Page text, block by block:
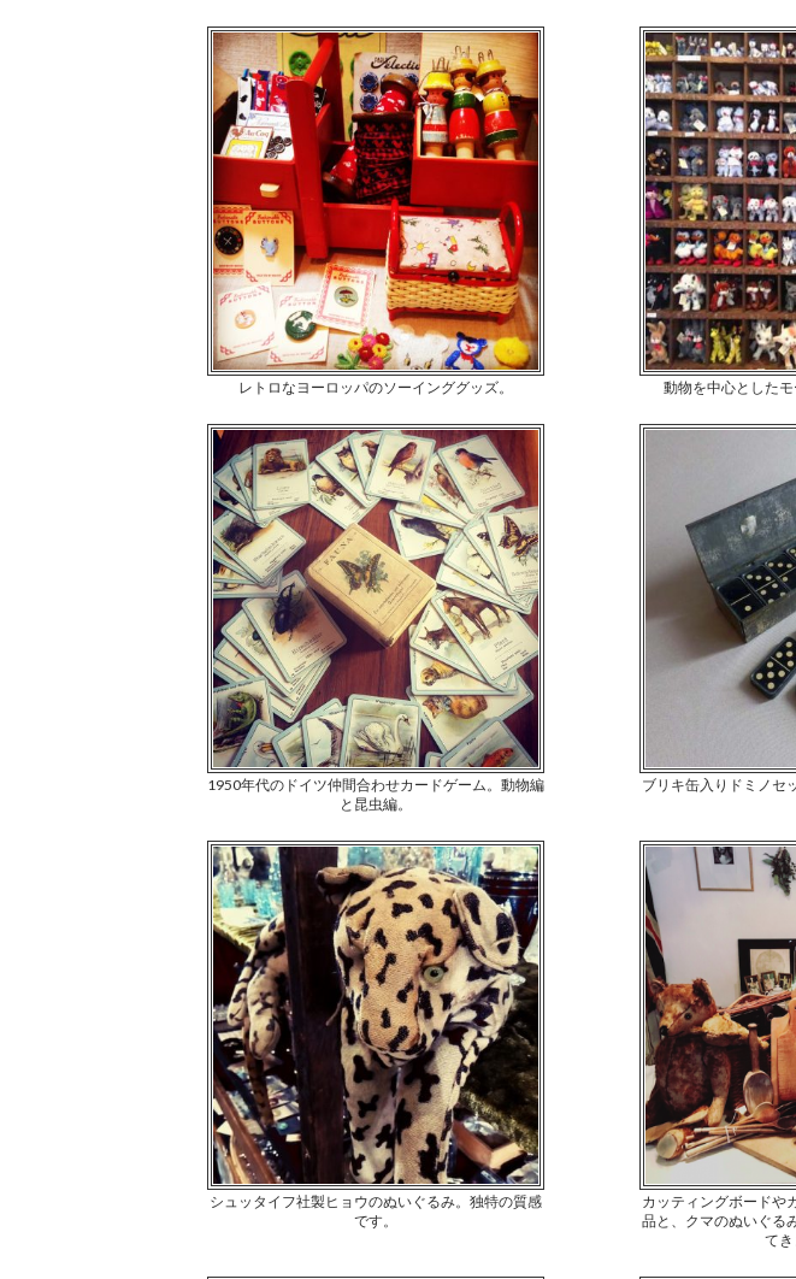
レトロなヨーロッパのソーインググッズ。 動物を中心としたモ
1950年代のドイツ仲間合わせカードゲーム。動物編
と昆虫編。
ブリキ缶入りドミノセ
シュッタイフ社製ヒョウのぬいぐるみ。独特の質感
です。
カッティングボードや
品と、クマのぬいぐる
てき